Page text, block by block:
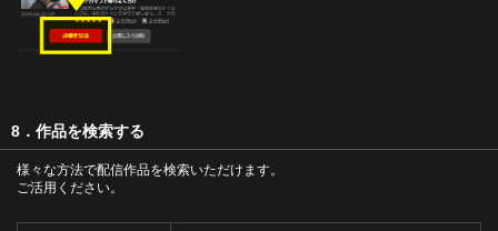
8．作品を検索する
様々な方法で配信作品を検索いただけます。
ご活用ください。